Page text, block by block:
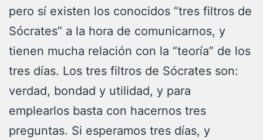
pero sí existen los conocidos “tres filtros de
Sócrates” a la hora de comunicarnos, y
tienen mucha relación con la “teoría” de los
tres días. Los tres filtros de Sócrates son:
verdad, bondad y utilidad, y para
emplearlos basta con hacernos tres
preguntas. Si esperamos tres días, y